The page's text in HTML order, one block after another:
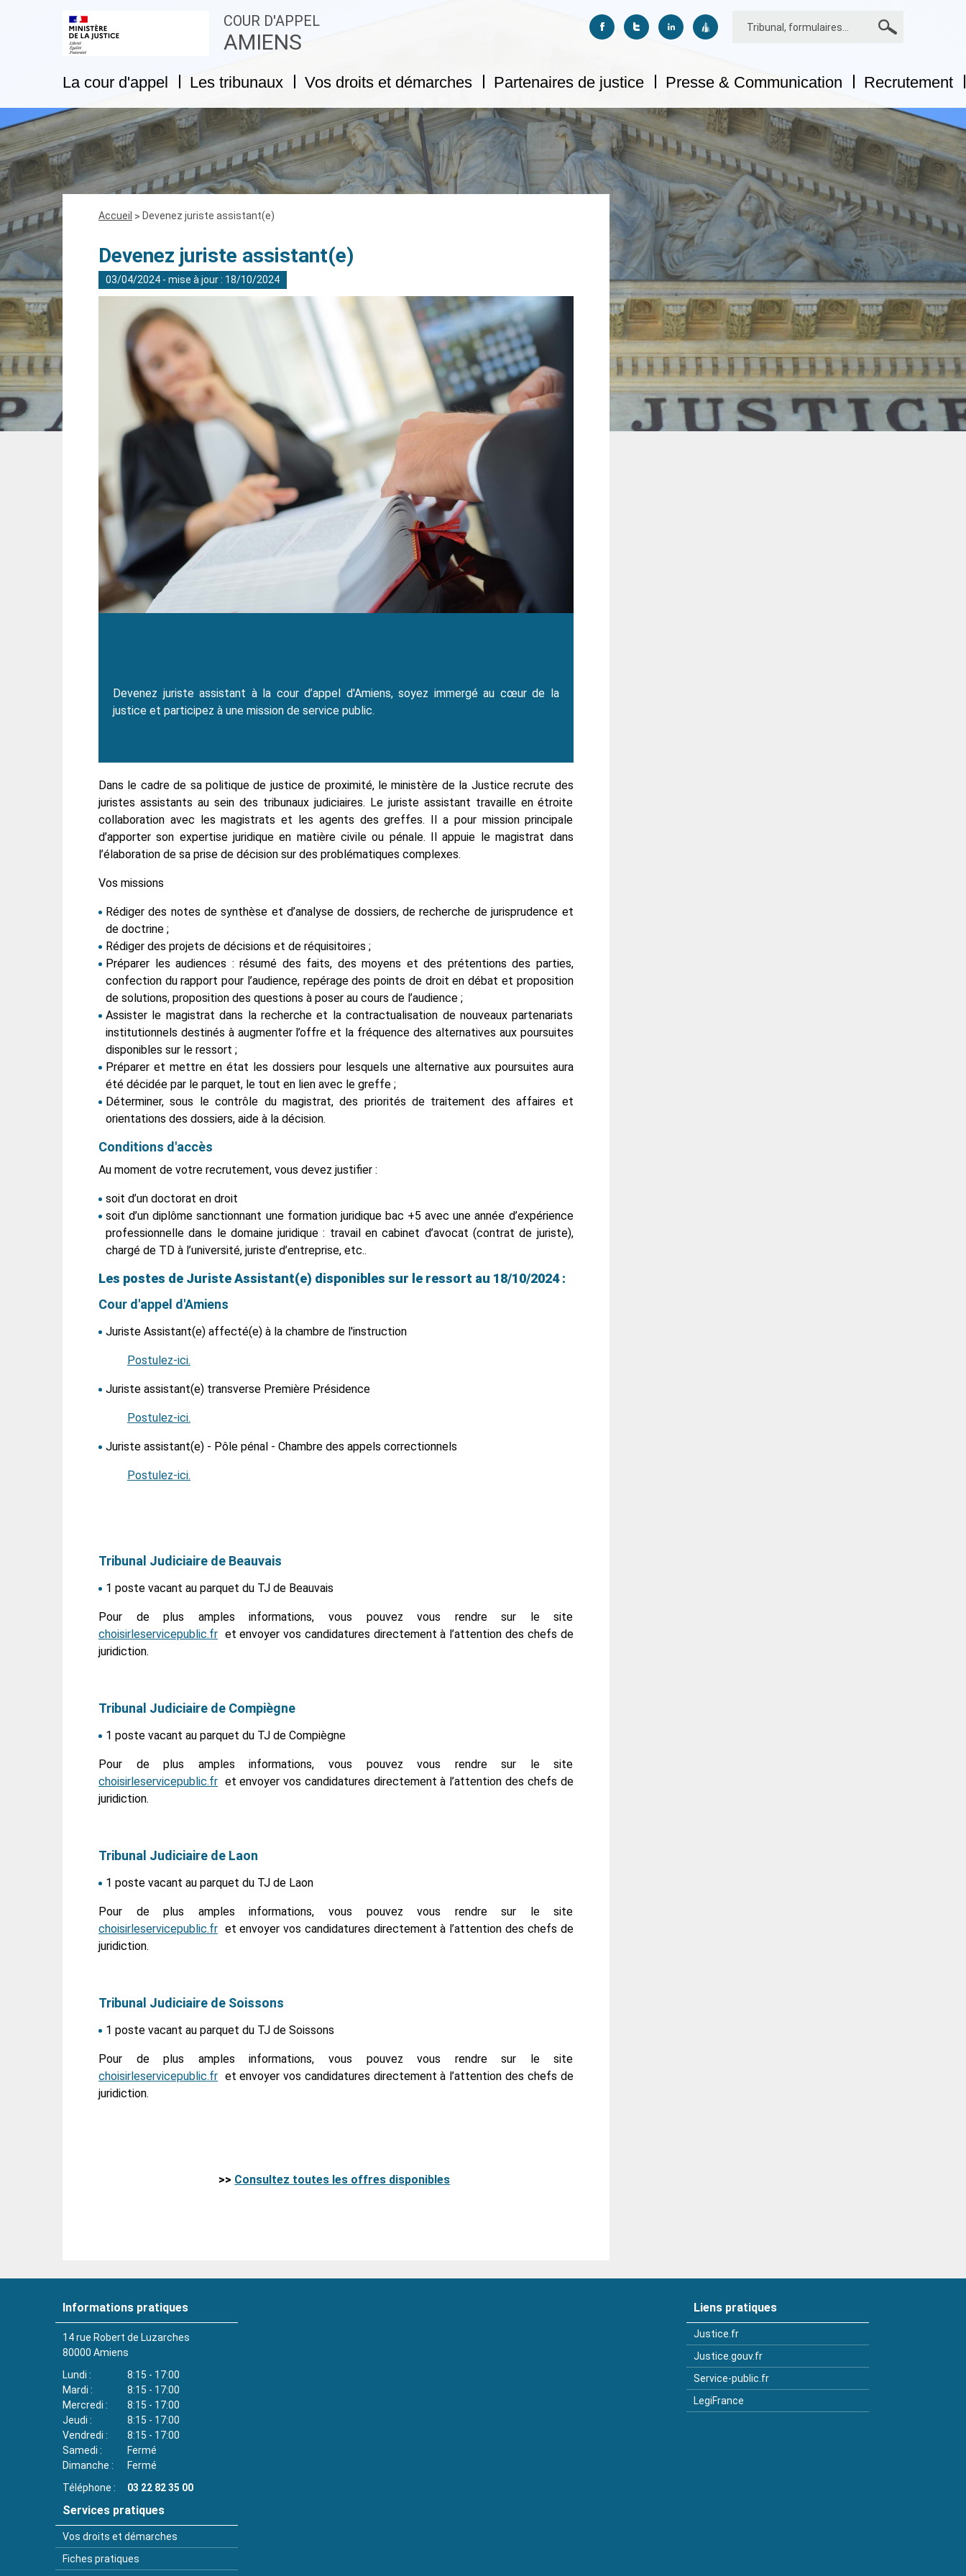
COUR D'APPEL
AMIENS
Suivez-nous sur facebook
Suivez-nous sur twitter
Suivez-nous sur linkedin
Suivez-nous sur dailymotion
La cour d'appel Les tribunaux Vos droits et démarches Partenaires de justice Presse & Communication Recrutement
Fil
Accueil Devenez juriste assistant(e)
Devenez juriste assistant(e)
03/04/2024 - mise à jour : 18/10/2024
Devenez juriste assistant à la cour d’appel d'Amiens, soyez immergé au cœur de la
justice et participez à une mission de service public.
Dans le cadre de sa politique de justice de proximité, le ministère de la Justice recrute des
juristes assistants au sein des tribunaux judiciaires. Le juriste assistant travaille en étroite
collaboration avec les magistrats et les agents des greffes. Il a pour mission principale
d’apporter son expertise juridique en matière civile ou pénale. Il appuie le magistrat dans
l’élaboration de sa prise de décision sur des problématiques complexes.
Vos missions
Rédiger des notes de synthèse et d’analyse de dossiers, de recherche de jurisprudence et
de doctrine ;
Rédiger des projets de décisions et de réquisitoires ;
Préparer les audiences : résumé des faits, des moyens et des prétentions des parties,
confection du rapport pour l’audience, repérage des points de droit en débat et proposition
de solutions, proposition des questions à poser au cours de l’audience ;
Assister le magistrat dans la recherche et la contractualisation de nouveaux partenariats
institutionnels destinés à augmenter l’offre et la fréquence des alternatives aux poursuites
disponibles sur le ressort ;
Préparer et mettre en état les dossiers pour lesquels une alternative aux poursuites aura
été décidée par le parquet, le tout en lien avec le greffe ;
Déterminer, sous le contrôle du magistrat, des priorités de traitement des affaires et
orientations des dossiers, aide à la décision.
Conditions d'accès
Au moment de votre recrutement, vous devez justifier :
soit d’un doctorat en droit
soit d’un diplôme sanctionnant une formation juridique bac +5 avec une année d’expérience
professionnelle dans le domaine juridique : travail en cabinet d’avocat (contrat de juriste),
chargé de TD à l’université, juriste d’entreprise, etc..
Les postes de Juriste Assistant(e) disponibles sur le ressort au 18/10/2024 :
Cour d'appel d'Amiens
Juriste Assistant(e) affecté(e) à la chambre de l'instruction
Postulez-ici.
Juriste assistant(e) transverse Première Présidence
Postulez-ici.
Juriste assistant(e) - Pôle pénal - Chambre des appels correctionnels
Postulez-ici.
Tribunal Judiciaire de Beauvais
1 poste vacant au parquet du TJ de Beauvais
Pour de plus amples informations, vous pouvez vous rendre sur le site
choisirleservicepublic.fr et envoyer vos candidatures directement à l’attention des chefs de
juridiction.
Tribunal Judiciaire de Compiègne
1 poste vacant au parquet du TJ de Compiègne
Pour de plus amples informations, vous pouvez vous rendre sur le site
choisirleservicepublic.fr et envoyer vos candidatures directement à l’attention des chefs de
juridiction.
Tribunal Judiciaire de Laon
1 poste vacant au parquet du TJ de Laon
Pour de plus amples informations, vous pouvez vous rendre sur le site
choisirleservicepublic.fr et envoyer vos candidatures directement à l’attention des chefs de
juridiction.
Tribunal Judiciaire de Soissons
1 poste vacant au parquet du TJ de Soissons
Pour de plus amples informations, vous pouvez vous rendre sur le site
choisirleservicepublic.fr et envoyer vos candidatures directement à l’attention des chefs de
juridiction.
>> Consultez toutes les offres disponibles
Informations pratiques
14 rue Robert de Luzarches
80000 Amiens
Lundi
8:15 - 17:00
Mardi
8:15 - 17:00
Mercredi
8:15 - 17:00
Jeudi
8:15 - 17:00
Vendredi
8:15 - 17:00
Samedi
Fermé
Dimanche
Fermé
Téléphone
03 22 82 35 00
Services pratiques
Vos droits et démarches
Fiches pratiques
Liens pratiques
Justice.fr
Justice.gouv.fr
Service-public.fr
LegiFrance